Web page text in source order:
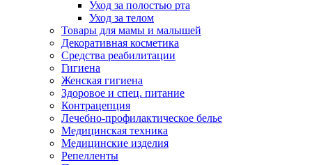
Уход за полостью рта
Уход за телом
Товары для мамы и малышей
Декоративная косметика
Средства реабилитации
Гигиена
Женская гигиена
Здоровое и спец. питание
Контрацепция
Лечебно-профилактическое белье
Медицинская техника
Медицинские изделия
Репелленты